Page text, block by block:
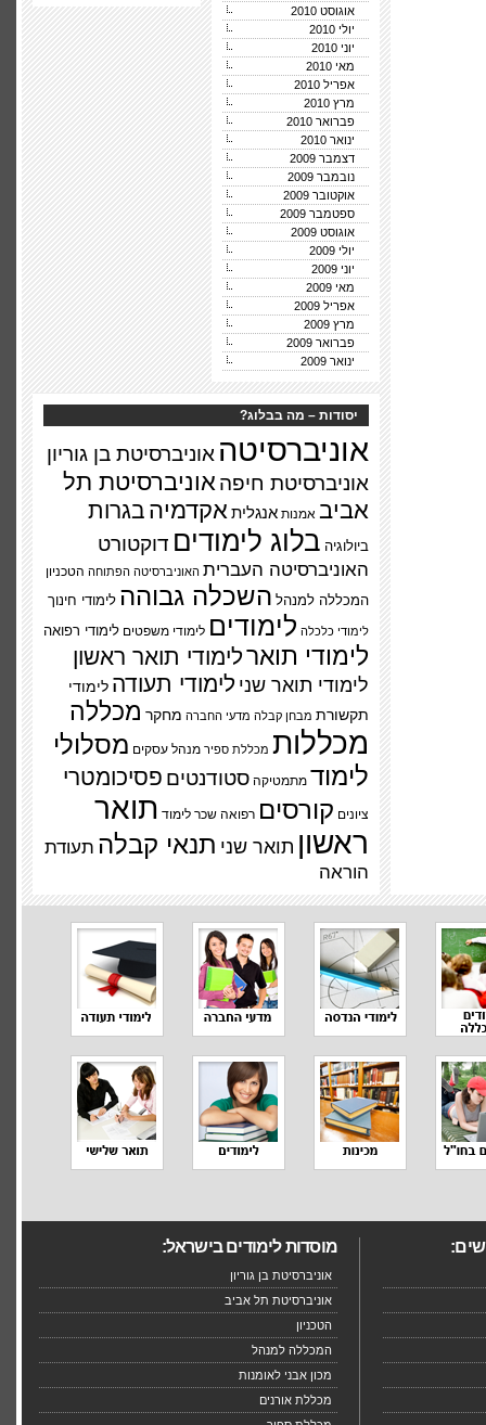
אוגוסט 2010
יולי 2010
יוני 2010
מאי 2010
אפריל 2010
מרץ 2010
פברואר 2010
ינואר 2010
דצמבר 2009
נובמבר 2009
אוקטובר 2009
ספטמבר 2009
אוגוסט 2009
יולי 2009
יוני 2009
מאי 2009
אפריל 2009
מרץ 2009
פברואר 2009
ינואר 2009
יסודות – מה בבלוג?
אוניברסיטה אוניברסיטת בן גוריון
אוניברסיטת חיפהאוניברסיטת תל
אביב אמנות אנגליתאקדמיה בגרות
ביולוגיה בלוג לימודים דוקטורט
האוניברסיטה העברית האוניברסיטה הפתוחה הטכניון
המכללה למנהל השכלה גבוהה לימודי חינוך
לימודי כלכלה לימודים לימודי משפטים לימודי רפואה
לימודי תוארלימודי תואר ראשון
לימודי תואר שנילימודי תעודה לימודי
תקשורת מבחן קבלה מדעי החברה מחקר מכללה
מכללות מכללת ספיר מנהל עסקים מסלולי
לימוד מתמטיקה סטודנטים פסיכומטרי
ציונים קורסים רפואה שכר לימוד תואר
ראשון תואר שני תנאי קבלה תעודת
הוראה
מוסדות לימודים בישראל:
אוניברסיטת בן גוריון
אוניברסיטת תל אביב
הטכניון
המכללה למנהל
מכון אבני לאומנות
מכללת אורנים